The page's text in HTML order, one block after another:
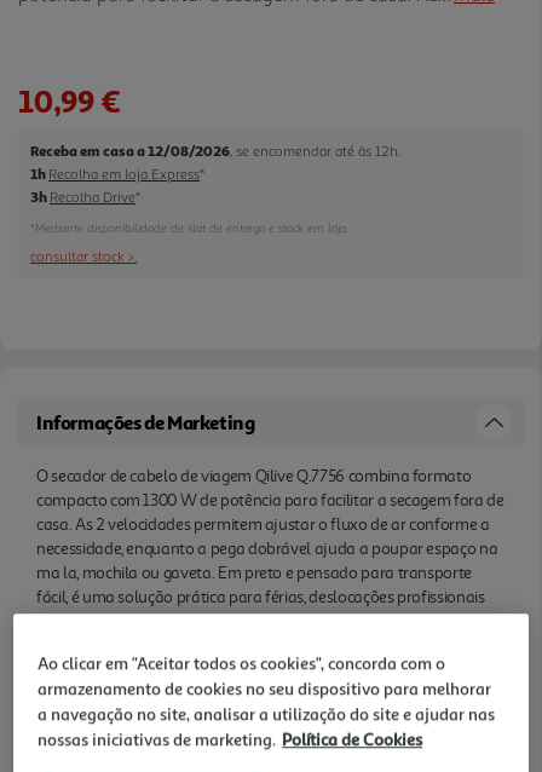
gaveta. Em preto e pensado para transporte fácil, é
profissionais ou para ter um secador simples
sempre à mão.
10,99 €
Receba em casa a 12/08/2026 , se encomendar até às 12h.
1h Recolha em loja Express*
3h Recolha Drive*
*Mediante disponibilidade de slot de entrega e stock em loja.
consultar stock >.
Informações de Marketing
O secador de cabelo de viagem Qilive Q.7756 combina formato
compacto com 1300 W de potência para facilitar a secagem fora de
casa. As 2 velocidades permitem ajustar o fluxo de ar conforme a
necessidade, enquanto a pega dobrável ajuda a poupar espaço na
ma la, mochila ou gaveta. Em preto e pensado para transporte
fácil, é uma solução prática para férias, deslocações profissionais
ou para ter um secador simples sempre à mão.
Características
Denominação
Ao clicar em "Aceitar todos os cookies", concorda com o
armazenamento de cookies no seu dispositivo para melhorar
a navegação no site, analisar a utilização do site e ajudar nas
nossas iniciativas de marketing. Política de Cookies